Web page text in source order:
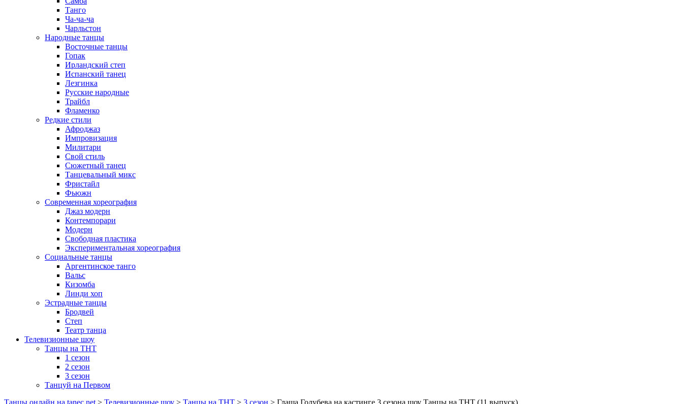
Танго
Ча-ча-ча
Чарльстон
Народные танцы
Восточные танцы
Гопак
Ирландский степ
Испанский танец
Лезгинка
Русские народные
Трайбл
Фламенко
Редкие стили
Афроджаз
Импровизация
Милитари
Свой стиль
Сюжетный танец
Танцевальный микс
Фристайл
Фьюжн
Современная хореография
Джаз модерн
Контемпорари
Модерн
Свободная пластика
Экспериментальная хореография
Социальные танцы
Аргентинское танго
Вальс
Кизомба
Линди хоп
Эстрадные танцы
Бродвей
Степ
Театр танца
Телевизионные шоу
Танцы на ТНТ
1 сезон
2 сезон
3 сезон
Танцуй на Первом
Танцы онлайн на tanec.net > Телевизионные шоу > Танцы на ТНТ > 3 сезон > Глаша Голубева на кастинге 3 сезона шоу Танцы на ТНТ (11 выпуск)